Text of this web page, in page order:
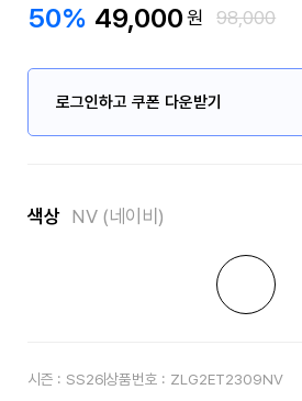
50% 49,000원 98,000
로그인하고 쿠폰 다운받기
색상 NV (네이비)
시즌 : SS26상품번호 : ZLG2ET2309NV